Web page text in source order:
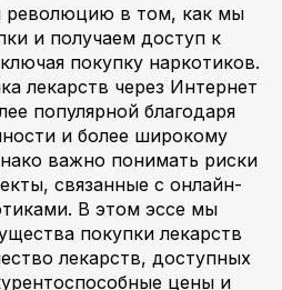
революцию в том, как мы
и получаем доступ к
покупку наркотиков.
лекарств через Интернет
популярной благодаря
и более широкому
важно понимать риски
связанные с онлайн-
В этом эссе мы
покупки лекарств
лекарств, доступных
цены и